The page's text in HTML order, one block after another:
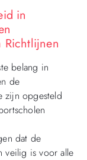
in
Richtlijnen
belang in
de
zijn opgesteld
dat de
veilig is voor alle